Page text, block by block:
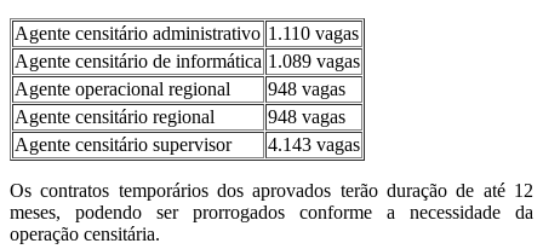
Agente censitário administrativo 1.110 vagas
Agente censitário de informática 1.089 vagas
Agente operacional regional
948 vagas
Agente censitário regional
948 vagas
Agente censitário supervisor
4.143 vagas
Os contratos temporários dos aprovados terão duração de até 12
meses, podendo ser prorrogados conforme a necessidade da
operação censitária.